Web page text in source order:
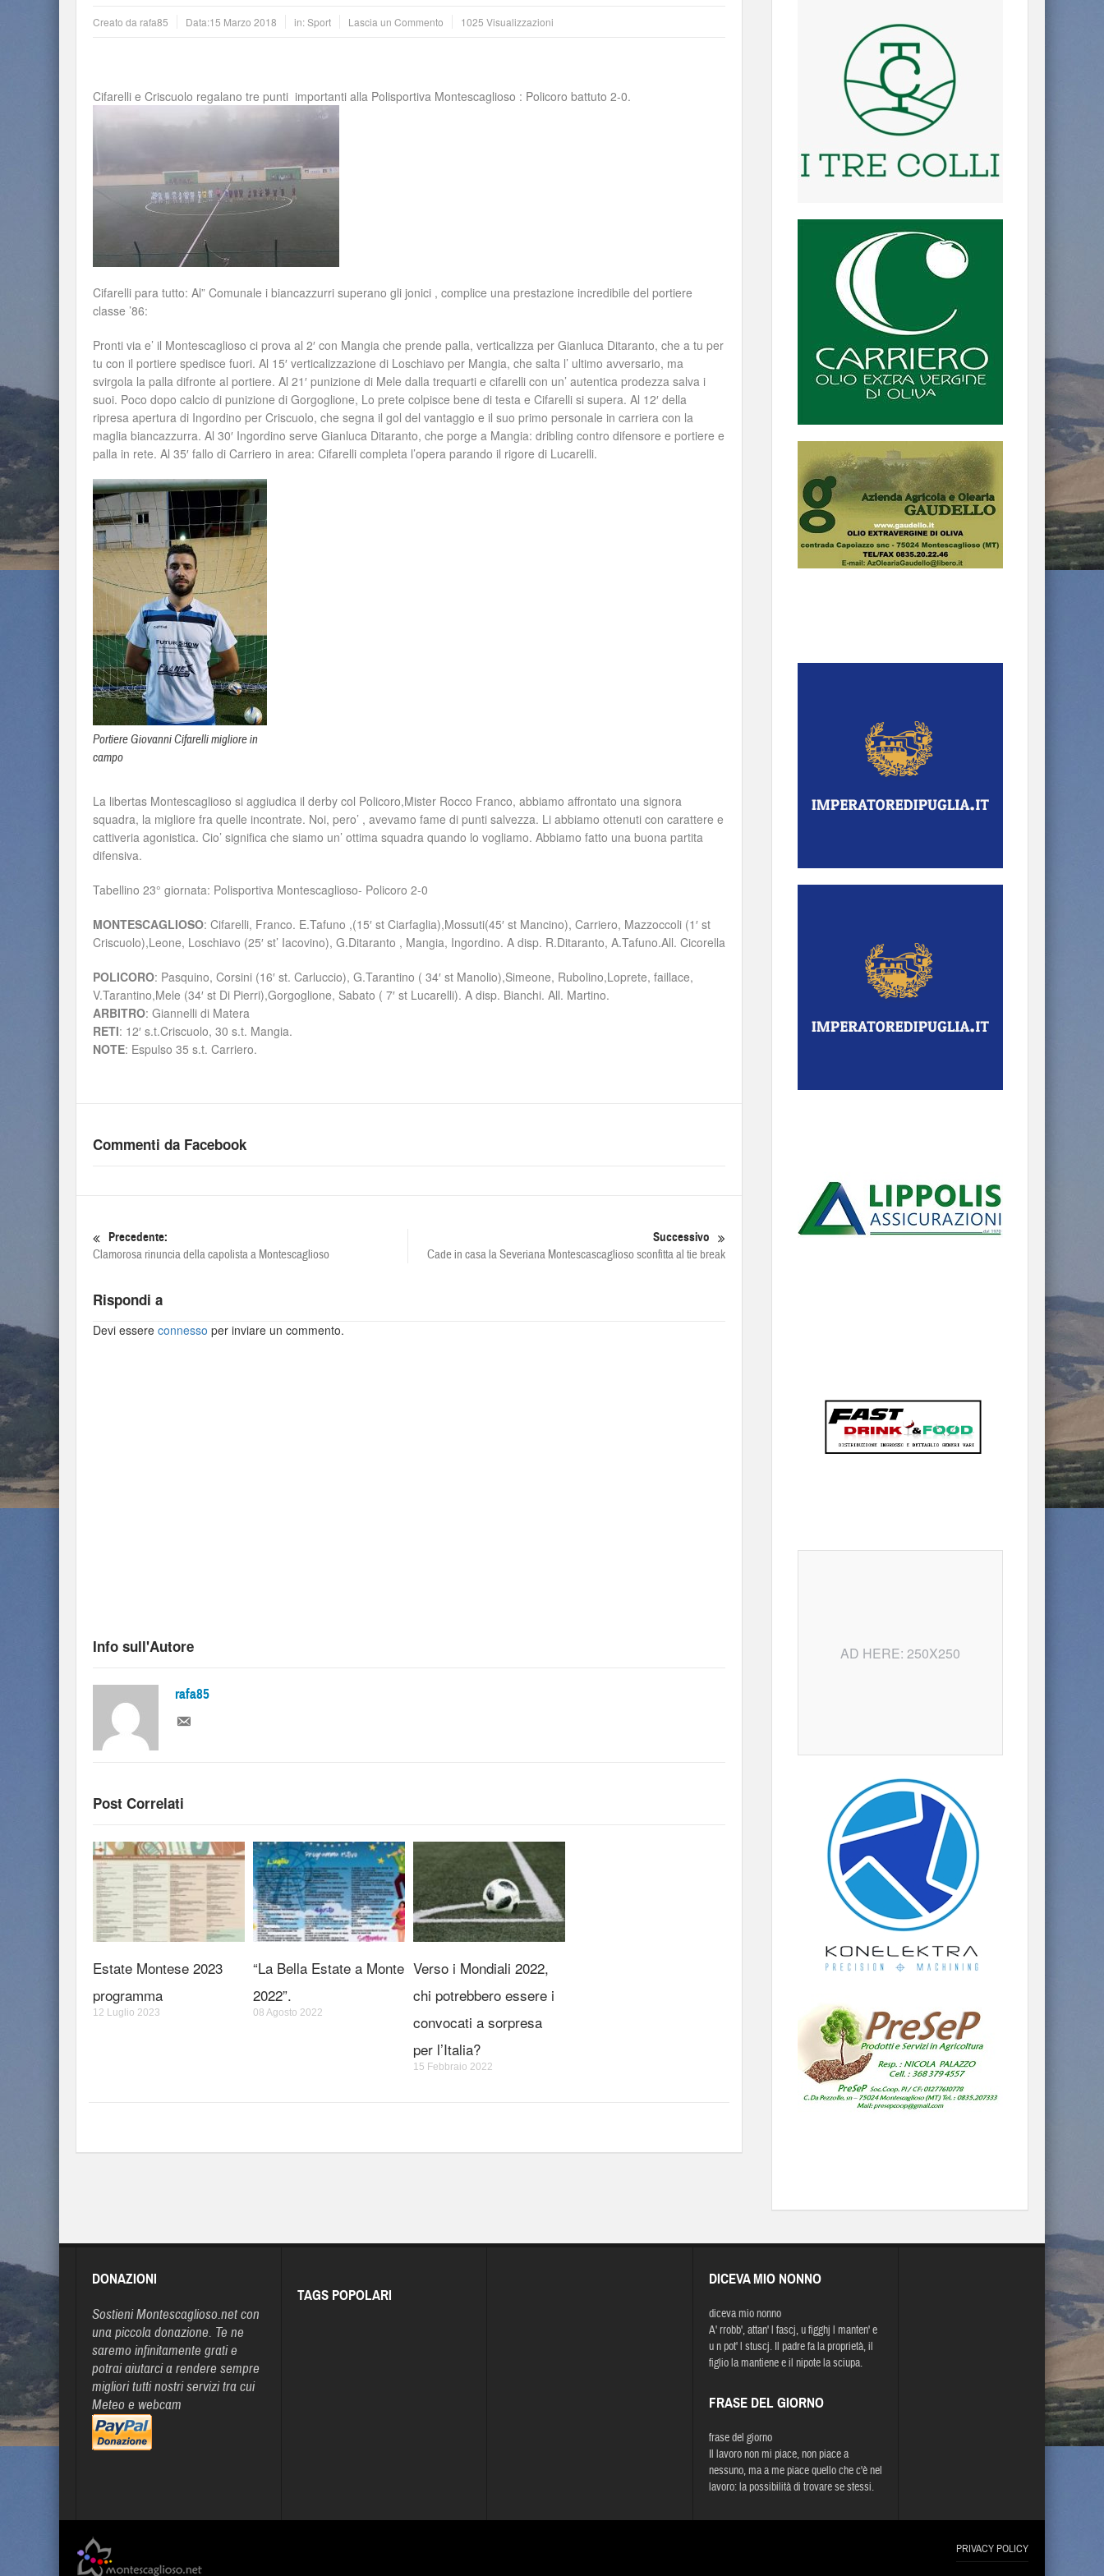
Creato da rafa85 Data:15 Marzo 2018 in:Sport Lascia un Commento 1025 Visualizzazioni
Cifarelli e Criscuolo regalano tre punti importanti alla Polisportiva Montescaglioso : Policoro battuto 2-0.
Cifarelli para tutto: Al” Comunale i biancazzurri superano gli jonici , complice una prestazione incredibile del portiere
classe ’86:
Pronti via e’ il Montescaglioso ci prova al 2′ con Mangia che prende palla, verticalizza per Gianluca Ditaranto, che a tu per
tu con il portiere spedisce fuori. Al 15′ verticalizzazione di Loschiavo per Mangia, che salta l’ ultimo avversario, ma
svirgola la palla difronte al portiere. Al 21′ punizione di Mele dalla trequarti e cifarelli con un’ autentica prodezza salva i
suoi. Poco dopo calcio di punizione di Gorgoglione, Lo prete colpisce bene di testa e Cifarelli si supera. Al 12′ della
ripresa apertura di Ingordino per Criscuolo, che segna il gol del vantaggio e il suo primo personale in carriera con la
maglia biancazzurra. Al 30′ Ingordino serve Gianluca Ditaranto, che porge a Mangia: dribling contro difensore e portiere e
palla in rete. Al 35′ fallo di Carriero in area: Cifarelli completa l’opera parando il rigore di Lucarelli.
Portiere Giovanni Cifarelli migliore in
campo
La libertas Montescaglioso si aggiudica il derby col Policoro,Mister Rocco Franco, abbiamo affrontato una signora
squadra, la migliore fra quelle incontrate. Noi, pero’ , avevamo fame di punti salvezza. Li abbiamo ottenuti con carattere e
cattiveria agonistica. Cio’ significa che siamo un’ ottima squadra quando lo vogliamo. Abbiamo fatto una buona partita
difensiva.
Tabellino 23° giornata: Polisportiva Montescaglioso- Policoro 2-0
MONTESCAGLIOSO: Cifarelli, Franco. E.Tafuno ,(15′ st Ciarfaglia),Mossuti(45′ st Mancino), Carriero, Mazzoccoli (1′ st
Criscuolo),Leone, Loschiavo (25′ st’ Iacovino), G.Ditaranto , Mangia, Ingordino. A disp. R.Ditaranto, A.Tafuno.All. Cicorella
POLICORO: Pasquino, Corsini (16′ st. Carluccio), G.Tarantino ( 34′ st Manolio),Simeone, Rubolino,Loprete, faillace,
V.Tarantino,Mele (34′ st Di Pierri),Gorgoglione, Sabato ( 7′ st Lucarelli). A disp. Bianchi. All. Martino.
ARBITRO: Giannelli di Matera
RETI: 12′ s.t.Criscuolo, 30 s.t. Mangia.
NOTE: Espulso 35 s.t. Carriero.
Commenti da Facebook
Precedente:
Clamorosa rinuncia della capolista a Montescaglioso
Successivo
Cade in casa la Severiana Montescascaglioso sconfitta al tie break
Rispondi a
Devi essere connesso per inviare un commento.
Info sull'Autore
rafa85
Post Correlati
Estate Montese 2023
programma
12 Luglio 2023
“La Bella Estate a Monte
2022”.
08 Agosto 2022
Verso i Mondiali 2022,
chi potrebbero essere i
convocati a sorpresa
per l’Italia?
15 Febbraio 2022
AD HERE: 250X250
DONAZIONI
Sostieni Montescaglioso.net con
una piccola donazione. Te ne
saremo infinitamente grati e
potrai aiutarci a rendere sempre
migliori tutti nostri servizi tra cui
Meteo e webcam
TAGS POPOLARI
DICEVA MIO NONNO
diceva mio nonno
A' rrobb', attan' l fascj, u figghj l manten' e
u n pot' l stuscj. Il padre fa la proprietà, il
figlio la mantiene e il nipote la sciupa.
FRASE DEL GIORNO
frase del giorno
Il lavoro non mi piace, non piace a
nessuno, ma a me piace quello che c'è nel
lavoro: la possibilità di trovare se stessi.
PRIVACY POLICY